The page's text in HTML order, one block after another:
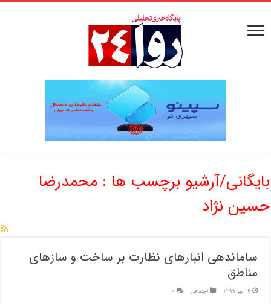
بایگانی/آرشیو برچسب ها :محمدرضا
حسین نژاد
ساماندهی انبارهای نظارت بر ساخت و سازهای
مناطق
16 مهر 1399 اجتماعی 0